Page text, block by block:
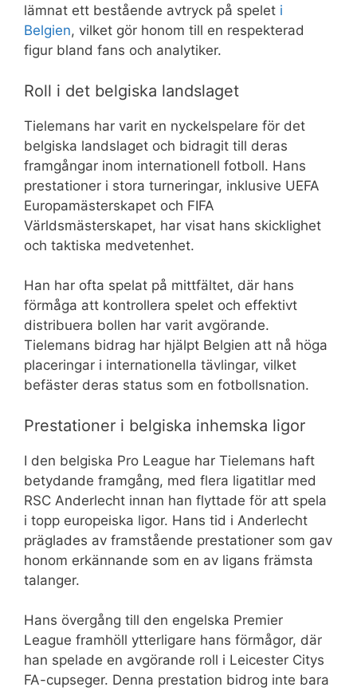
lämnat ett bestående avtryck på spelet i
Belgien, vilket gör honom till en respekterad
figur bland fans och analytiker.
Roll i det belgiska landslaget
Tielemans har varit en nyckelspelare för det
belgiska landslaget och bidragit till deras
framgångar inom internationell fotboll. Hans
prestationer i stora turneringar, inklusive UEFA
Europamästerskapet och FIFA
Världsmästerskapet, har visat hans skicklighet
och taktiska medvetenhet.
Han har ofta spelat på mittfältet, där hans
förmåga att kontrollera spelet och effektivt
distribuera bollen har varit avgörande.
Tielemans bidrag har hjälpt Belgien att nå höga
placeringar i internationella tävlingar, vilket
befäster deras status som en fotbollsnation.
Prestationer i belgiska inhemska ligor
I den belgiska Pro League har Tielemans haft
betydande framgång, med flera ligatitlar med
RSC Anderlecht innan han flyttade för att spela
i topp europeiska ligor. Hans tid i Anderlecht
präglades av framstående prestationer som gav
honom erkännande som en av ligans främsta
talanger.
Hans övergång till den engelska Premier
League framhöll ytterligare hans förmågor, där
han spelade en avgörande roll i Leicester Citys
FA-cupseger. Denna prestation bidrog inte bara